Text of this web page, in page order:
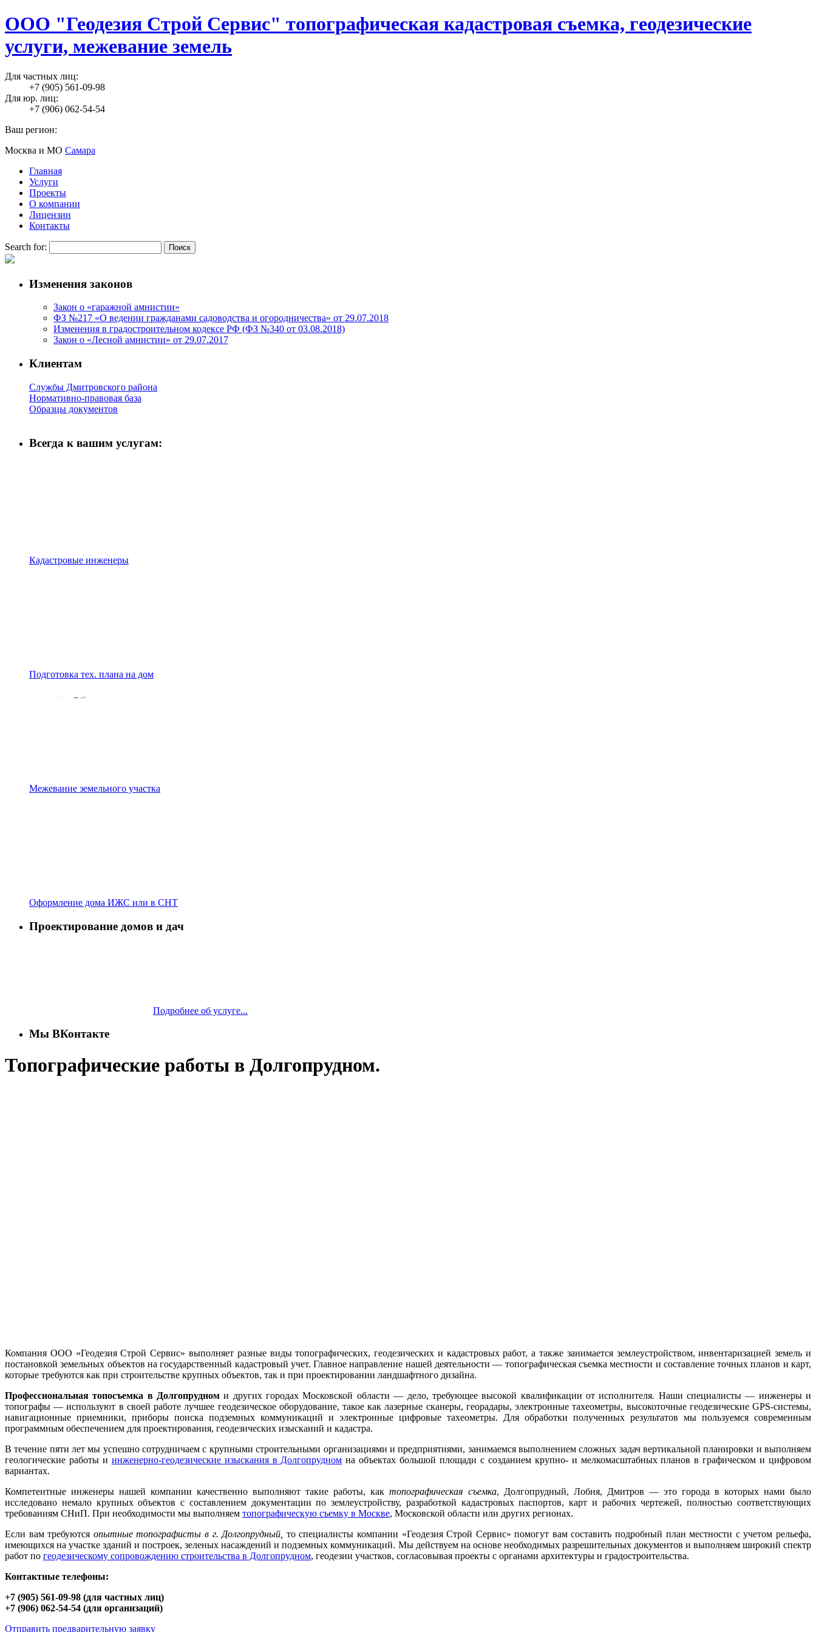
ООО "Геодезия Строй Сервис" топографическая кадастровая съемка, геодезические
услуги, межевание земель
Для частных лиц:
+7 (905) 561-09-98
Для юр. лиц:
+7 (906) 062-54-54
Ваш регион:
Москва и МО Самара
Главная
Услуги
Проекты
О компании
Лицензии
Контакты
Search for:
Изменения законов
Закон о «гаражной амнистии»
ФЗ №217 «О ведении гражданами садоводства и огородничества» от 29.07.2018
Изменения в градостроительном кодексе РФ (ФЗ №340 от 03.08.2018)
Закон о «Лесной амнистии» от 29.07.2017
Клиентам
Службы Дмитровского района
Нормативно-правовая база
Образцы документов
Всегда к вашим услугам:
Кадастровые инженеры
Подготовка тех. плана на дом
Межевание земельного участка
Оформление дома ИЖС или в СНТ
Проектирование домов и дач
Подробнее об услуге...
Мы ВКонтакте
Топографические работы в Долгопрудном.
Компания ООО «Геодезия Строй Сервис» выполняет разные виды топографических, геодезических и кадастровых работ, а также занимается землеустройством, инвентаризацией земель и
постановкой земельных объектов на государственный кадастровый учет. Главное направление нашей деятельности — топографическая съемка местности и составление точных планов и карт,
которые требуются как при строительстве крупных объектов, так и при проектировании ландшафтного дизайна.
Профессиональная топосъемка в Долгопрудном и других городах Московской области — дело, требующее высокой квалификации от исполнителя. Наши специалисты — инженеры и
топографы — используют в своей работе лучшее геодезическое оборудование, такое как лазерные сканеры, георадары, электронные тахеометры, высокоточные геодезические GPS-системы,
навигационные приемники, приборы поиска подземных коммуникаций и электронные цифровые тахеометры. Для обработки полученных результатов мы пользуемся современным
программным обеспечением для проектирования, геодезических изысканий и кадастра.
В течение пяти лет мы успешно сотрудничаем с крупными строительными организациями и предприятиями, занимаемся выполнением сложных задач вертикальной планировки и выполняем
геологические работы и инженерно-геодезические изыскания в Долгопрудном на объектах большой площади с созданием крупно- и мелкомасштабных планов в графическом и цифровом
вариантах.
Компетентные инженеры нашей компании качественно выполняют такие работы, кактопографическая съемка, Долгопрудный, Лобня, Дмитров — это города в которых нами было
исследовано немало крупных объектов с составлением документации по землеустройству, разработкой кадастровых паспортов, карт и рабочих чертежей, полностью соответствующих
требованиям СНиП. При необходимости мы выполняем топографическую съемку в Москве, Московской области или других регионах.
Если вам требуются опытные топографисты в г. Долгопрудный, то специалисты компании «Геодезия Строй Сервис» помогут вам составить подробный план местности с учетом рельефа,
имеющихся на участке зданий и построек, зеленых насаждений и подземных коммуникаций. Мы действуем на основе необходимых разрешительных документов и выполняем широкий спектр
работ по геодезическому сопровождению строительства в Долгопрудном, геодезии участков, согласовывая проекты с органами архитектуры и градостроительства.
Контактные телефоны:
+7 (905) 561-09-98 (для частных лиц)
+7 (906) 062-54-54 (для организаций)
Отправить предварительную заявку